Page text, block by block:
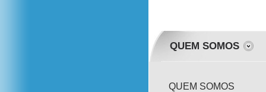
QUEM SOMOS
QUEM SOMOS